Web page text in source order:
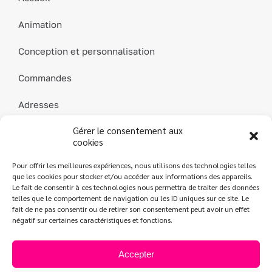
Gérer le consentement aux
cookies
Pour offrir les meilleures expériences, nous utilisons des technologies telles
que les cookies pour stocker et/ou accéder aux informations des appareils.
Le fait de consentir à ces technologies nous permettra de traiter des données
telles que le comportement de navigation ou les ID uniques sur ce site. Le
fait de ne pas consentir ou de retirer son consentement peut avoir un effet
négatif sur certaines caractéristiques et fonctions.
Accepter
Animation
Conception et personnalisation
Commandes
Adresses
Détails du compte
Contact
L’Atelier des Parfums| Création
Mentions légales|Conditions générales de vente|
Politique de confidentialité